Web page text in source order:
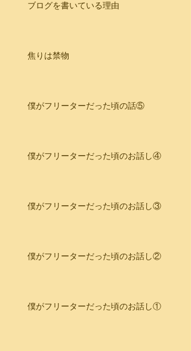
ブログを書いている理由
焦りは禁物
僕がフリーターだった頃の話⑤
僕がフリーターだった頃のお話し④
僕がフリーターだった頃のお話し③
僕がフリーターだった頃のお話し②
僕がフリーターだった頃のお話し①